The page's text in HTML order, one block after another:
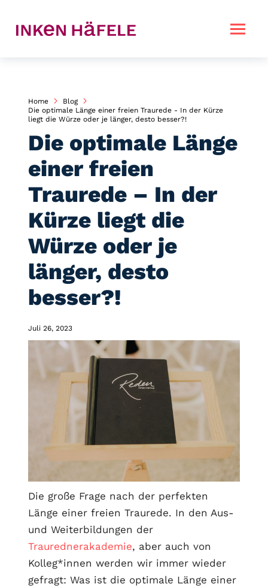
Home
Blog
Die optimale Länge einer freien Traurede - In der Kürze
liegt die Würze oder je länger, desto besser?!
Die optimale Länge
einer freien
Traurede – In der
Kürze liegt die
Würze oder je
länger, desto
besser?!
Juli 26, 2023
Die große Frage nach der perfekten
Länge einer freien Traurede. In den Aus-
und Weiterbildungen der
Traurednerakademie, aber auch von
Kolleg*innen werden wir immer wieder
gefragt: Was ist die optimale Länge einer